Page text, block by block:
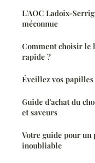
L'AOC Ladoix-
méconnue
Comment choisir le
rapide ?
Éveillez vos
Guide d'achat du
et saveurs
Votre guide pour un
inoubliable